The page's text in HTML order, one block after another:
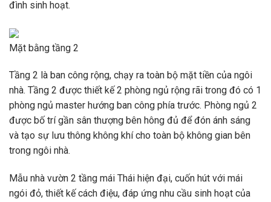
đình sinh hoạt.
Mặt bằng tầng 2
Tầng 2 là ban công rộng, chạy ra toàn bộ mặt tiền của ngôi
nhà. Tầng 2 được thiết kế 2 phòng ngủ rộng rãi trong đó có 1
phòng ngủ master hướng ban công phía trước. Phòng ngủ 2
được bố trí gần sân thượng bên hông đủ để đón ánh sáng
và tạo sự lưu thông không khí cho toàn bộ không gian bên
trong ngôi nhà.
Mẫu nhà vườn 2 tầng mái Thái hiện đại, cuốn hút với mái
ngói đỏ, thiết kế cách điệu, đáp ứng nhu cầu sinh hoạt của